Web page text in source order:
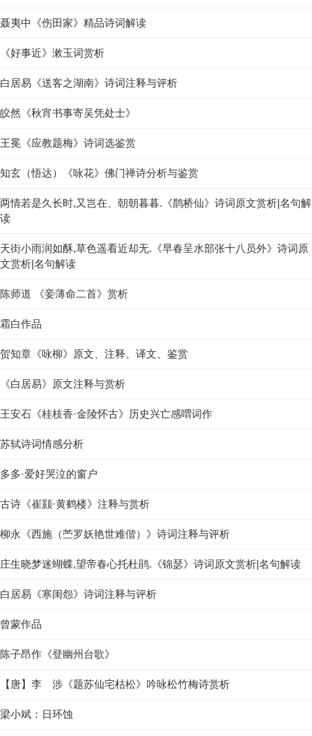
聂夷中《伤田家》精品诗词解读
《好事近》漱玉词赏析
白居易《送客之湖南》诗词注释与评析
皎然《秋宵书事寄吴凭处士》
王冕《应教题梅》诗词选鉴赏
知玄（悟达）《咏花》佛门禅诗分析与鉴赏
两情若是久长时,又岂在、朝朝暮暮.《鹊桥仙》诗词原文赏析|名句解
读
天街小雨润如酥,草色遥看近却无.《早春呈水部张十八员外》诗词原
文赏析|名句解读
陈师道 《妾薄命二首》赏析
霜白作品
贺知章《咏柳》原文、注释、译文、鉴赏
《白居易》原文注释与赏析
王安石《桂枝香·金陵怀古》历史兴亡感喟词作
苏轼诗词情感分析
多多·爱好哭泣的窗户
古诗《崔颢·黄鹤楼》注释与赏析
柳永《西施（苎罗妖艳世难偕）》诗词注释与评析
庄生晓梦迷蝴蝶,望帝春心托杜鹃.《锦瑟》诗词原文赏析|名句解读
白居易《寒闺怨》诗词注释与评析
曾蒙作品
陈子昂作《登幽州台歌》
【唐】李 涉《题苏仙宅枯松》吟咏松竹梅诗赏析
梁小斌：日环蚀